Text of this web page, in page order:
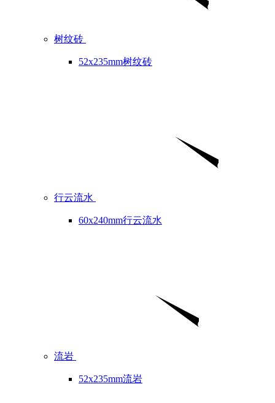
树纹砖
52x235mm树纹砖
行云流水
60x240mm行云流水
流岩
52x235mm流岩